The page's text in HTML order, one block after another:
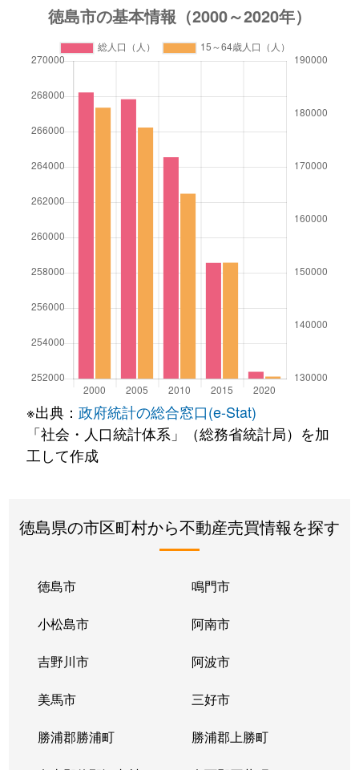
※出典： 政府統計の総合窓口(e-Stat)
「社会・人口統計体系」（総務省統計局）を加
工して作成
徳島県の市区町村から不動産売買情報を探す
徳島市 鳴門市
小松島市 阿南市
吉野川市 阿波市
美馬市 三好市
勝浦郡勝浦町 勝浦郡上勝町